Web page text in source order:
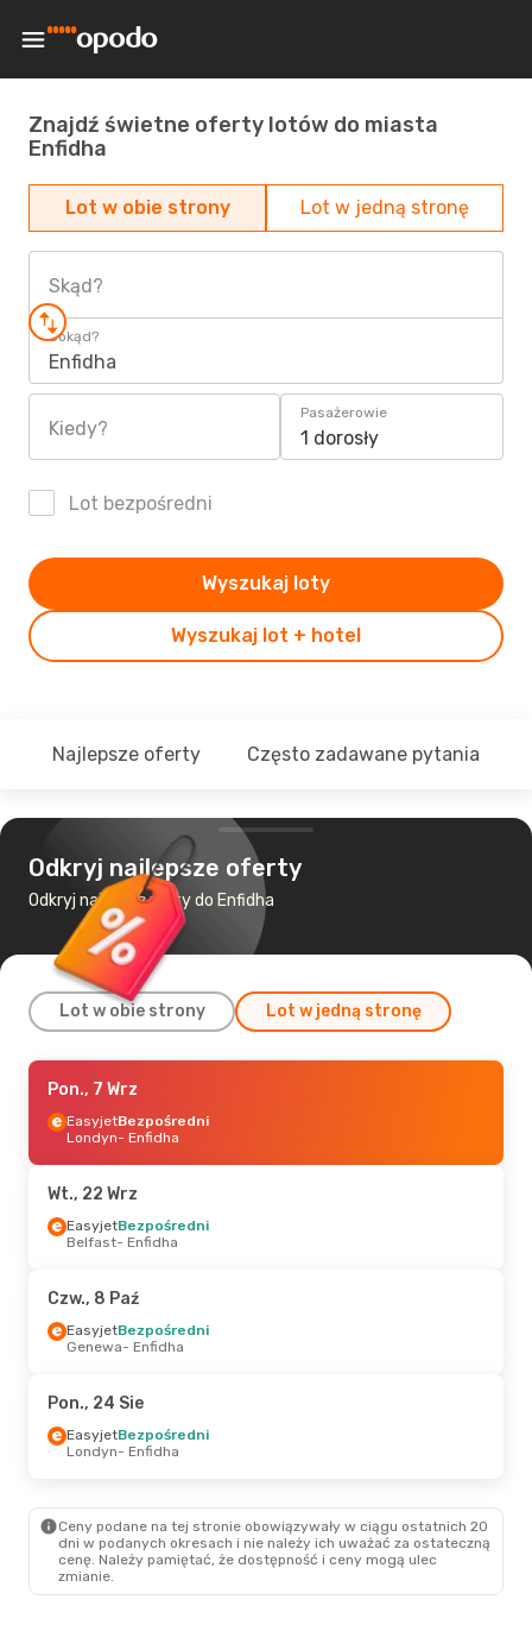
Znajdź świetne oferty lotów do miasta
Enfidha
Lot w obie strony Lot w jedną stronę
Skąd?
Dokąd?
Enfidha
Kiedy?
Pasażerowie
1 dorosły
Lot bezpośredni
Wyszukaj lot + hotel
Wyszukaj loty
Najlepsze oferty Często zadawane pytania
Odkryj najlepsze oferty
Odkryj najtańsze loty do Enfidha
Lot w obie strony Lot w jedną stronę
Czw., 10 Wrz
EasyjetBezpośredni
Londyn- Enfidha
Enfidha- Londyn
Śr., 30 Wrz- Śr., 7 Paź
EasyjetBezpośredni
Enfidha - Bazylea
Easyjet Bezpośredni
Belfast - Enfidha
EasyjetBezpośredni
Enfidha - Belfast
Czw., 17 Wrz- Pon., 21 Wrz
Enter AirBezpośredni
Katowice- Enfidha
Enter AirBezpośredni
Enfidha
Pon., 7 Wrz
EasyjetBezpośredni
Londyn- Enfidha
Wt., 22 Wrz
EasyjetBezpośredni
Belfast- Enfidha
Czw., 8 Paź
EasyjetBezpośredni
Genewa- Enfidha
Pon., 24 Sie
EasyjetBezpośredni
Londyn- Enfidha
Ceny podane na tej stronie obowiązywały w ciągu ostatnich 20
dni w podanych okresach i nie należy ich uważać za ostateczną
cenę. Należy pamiętać, że dostępność i ceny mogą ulec
zmianie.